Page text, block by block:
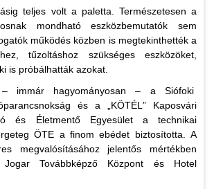
teljes volt a paletta. Természetesen a
mondható eszközbemutatók sem
működés közben is megtekinthették a
tűzoltáshoz szükséges eszközöket,
is próbálhatták azokat.
immár hagyományosan – a Siófoki
és a „KÖTÉL” Kaposvári
és Életmentő Egyesület a technikai
ÖTE a finom ebédet biztosította. A
megvalósításához jelentős mértékben
Továbbképző Központ és Hotel